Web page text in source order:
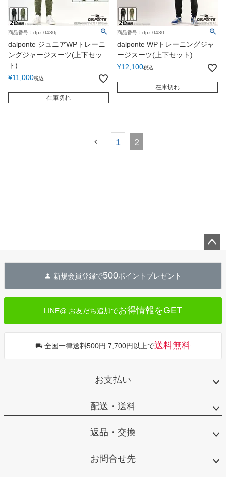
商品番号：dpz-0430j
dalponte ジュニアWPトレーニ
ングジャージスーツ(上下セッ
ト)
¥11,000税込
在庫切れ
商品番号：dpz-0430
dalponte WPトレーニングジャ
ージスーツ(上下セット)
¥12,100税込
在庫切れ
1 2
へ
新規会員登録で500ポイントプレゼント
LINE@ お友だち追加でお得情報をGET
全国一律送料500円 7,700円以上で送料無料
お支払い
配送・送料
返品・交換
お問合せ先